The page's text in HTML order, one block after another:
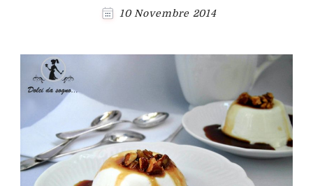
10 Novembre 2014